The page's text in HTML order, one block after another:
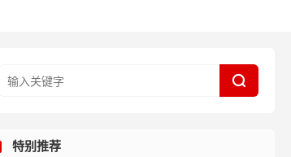

特别推荐